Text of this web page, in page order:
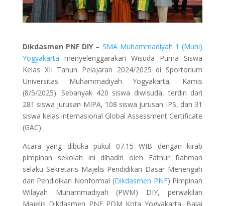
Dikdasmen PNF DIY– SMA Muhammadiyah 1 (Muhi)
Yogyakarta menyelenggarakan Wisuda Purna Siswa
Kelas XII Tahun Pelajaran 2024/2025 di Sportorium
Universitas Muhammadiyah Yogyakarta, Kamis
(8/5/2025). Sebanyak 420 siswa diwisuda, terdiri dari
281 siswa jurusan MIPA, 108 siswa jurusan IPS, dan 31
siswa kelas internasional Global Assessment Certificate
(GAC).
Acara yang dibuka pukul 07.15 WIB dengan kirab
pimpinan sekolah ini dihadiri oleh Fathur Rahman
selaku Sekretaris Majelis Pendidikan Dasar Menengah
dan Pendidikan Nonformal (Dikdasmen PNF) Pimpinan
Wilayah Muhammadiyah (PWM) DIY, perwakilan
Majelis Dikdasmen PNF PDM Kota Yogyakarta, Balai